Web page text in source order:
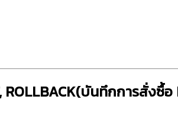
ROLLBACK(บันทึกการสั่งซื้